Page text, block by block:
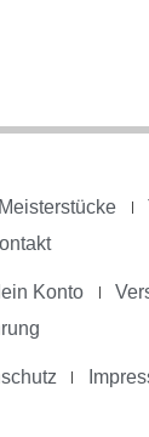
Konto